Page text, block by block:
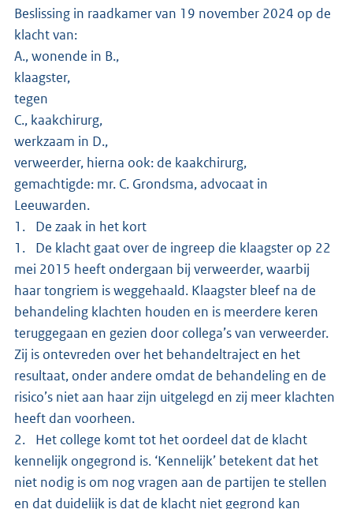
Beslissing in raadkamer van 19 november 2024 op de
klacht van:
A., wonende in B.,
klaagster,
tegen
C., kaakchirurg,
werkzaam in D.,
verweerder, hierna ook: de kaakchirurg,
gemachtigde: mr. C. Grondsma, advocaat in
Leeuwarden.
1. De zaak in het kort
1. De klacht gaat over de ingreep die klaagster op 22
mei 2015 heeft ondergaan bij verweerder, waarbij
haar tongriem is weggehaald. Klaagster bleef na de
behandeling klachten houden en is meerdere keren
teruggegaan en gezien door collega’s van verweerder.
Zij is ontevreden over het behandeltraject en het
resultaat, onder andere omdat de behandeling en de
risico’s niet aan haar zijn uitgelegd en zij meer klachten
heeft dan voorheen.
2. Het college komt tot het oordeel dat de klacht
kennelijk ongegrond is. ‘Kennelijk’ betekent dat het
niet nodig is om nog vragen aan de partijen te stellen
en dat duidelijk is dat de klacht niet gegrond kan